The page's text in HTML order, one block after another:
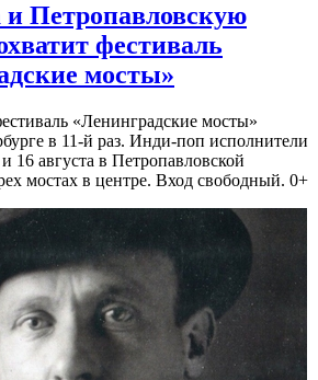
и Петропавловскую
фестиваль
мосты»
«Ленинградские мосты»
в 11-й раз. Инди-поп исполнители
16 августа в Петропавловской
мостах в центре. Вход свободный. 0+